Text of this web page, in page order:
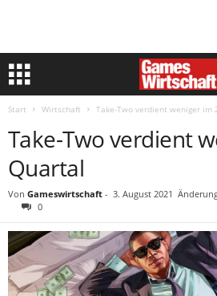
Start Wirtschaft Take-Two verdient weniger im
Take-Two verdient
Quartal
Von Gameswirtschaft - 3. August 2021
0